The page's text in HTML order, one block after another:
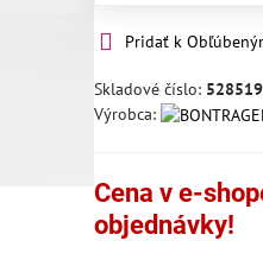
Pridať k
Skladové číslo:
Výrobca:
Cena v e-
objednávky!